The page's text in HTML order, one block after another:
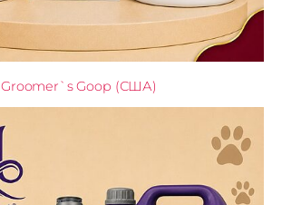
Groomer`s Goop (США)